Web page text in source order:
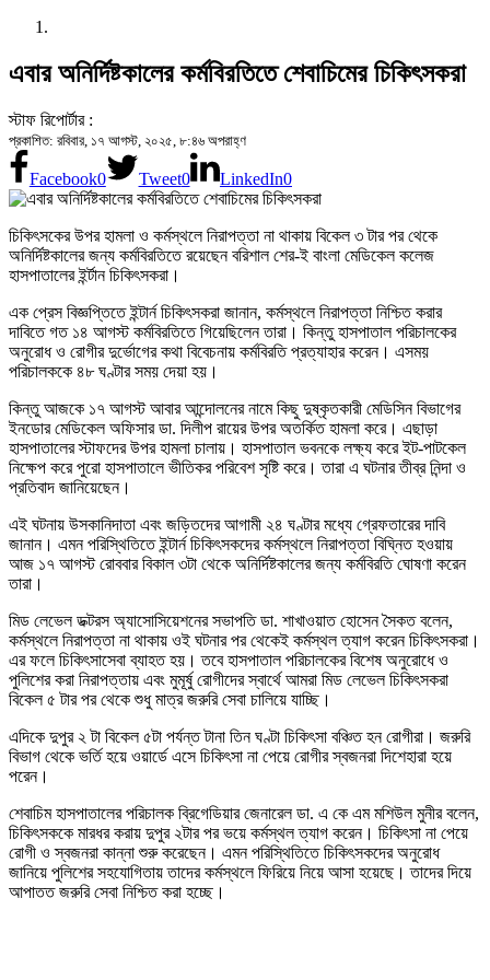
এবার অনির্দিষ্টকালের কর্মবিরতিতে শেবাচিমের চিকিৎসকরা
স্টাফ রিপোর্টার :
প্রকাশিত: রবিবার, ১৭ আগস্ট, ২০২৫, ৮:৪৬ অপরাহ্ণ
Facebook0 Tweet0 LinkedIn0
চিকিৎসকের উপর হামলা ও কর্মস্থলে নিরাপত্তা না থাকায় বিকেল ৩ টার পর থেকে
অনির্দিষ্টকালের জন্য কর্মবিরতিতে রয়েছেন বরিশাল শের-ই বাংলা মেডিকেল কলেজ
হাসপাতালের ইর্ন্টান চিকিৎসকরা।
এক প্রেস বিজ্ঞপ্তিতে ইন্টার্ন চিকিৎসকরা জানান, কর্মস্থলে নিরাপত্তা নিশ্চিত করার
দাবিতে গত ১৪ আগস্ট কর্মবিরতিতে গিয়েছিলেন তারা। কিন্তু হাসপাতাল পরিচালকের
অনুরোধ ও রোগীর দুর্ভোগের কথা বিবেচনায় কর্মবিরতি প্রত্যাহার করেন। এসময়
পরিচালককে ৪৮ ঘণ্টার সময় দেয়া হয়।
কিন্তু আজকে ১৭ আগস্ট আবার আন্দোলনের নামে কিছু দুষ্কৃতকারী মেডিসিন বিভাগের
ইনডোর মেডিকেল অফিসার ডা. দিলীপ রায়ের উপর অতর্কিত হামলা করে। এছাড়া
হাসপাতালের স্টাফদের উপর হামলা চালায়। হাসপাতাল ভবনকে লক্ষ্য করে ইট-পাটকেল
নিক্ষেপ করে পুরো হাসপাতালে ভীতিকর পরিবেশ সৃষ্টি করে। তারা এ ঘটনার তীব্র নিন্দা ও
প্রতিবাদ জানিয়েছেন।
এই ঘটনায় উসকানিদাতা এবং জড়িতদের আগামী ২৪ ঘণ্টার মধ্যে গ্রেফতারের দাবি
জানান। এমন পরিস্থিতিতে ইন্টার্ন চিকিৎসকদের কর্মস্থলে নিরাপত্তা বিঘ্নিত হওয়ায়
আজ ১৭ আগস্ট রোববার বিকাল ৩টা থেকে অনির্দিষ্টকালের জন্য কর্মবিরতি ঘোষণা করেন
তারা।
মিড লেভেল ডক্টরস অ্যাসোসিয়েশনের সভাপতি ডা. শাখাওয়াত হোসেন সৈকত বলেন,
কর্মস্থলে নিরাপত্তা না থাকায় ওই ঘটনার পর থেকেই কর্মস্থল ত্যাগ করেন চিকিৎসকরা।
এর ফলে চিকিৎসাসেবা ব্যাহত হয়। তবে হাসপাতাল পরিচালকের বিশেষ অনুরোধে ও
পুলিশের করা নিরাপত্তায় এবং মুমূর্ষু রোগীদের স্বার্থে আমরা মিড লেভেল চিকিৎসকরা
বিকেল ৫ টার পর থেকে শুধু মাত্র জরুরি সেবা চালিয়ে যাচ্ছি।
এদিকে দুপুর ২ টা বিকেল ৫টা পর্যন্ত টানা তিন ঘণ্টা চিকিৎসা বঞ্চিত হন রোগীরা। জরুরি
বিভাগ থেকে ভর্তি হয়ে ওয়ার্ডে এসে চিকিৎসা না পেয়ে রোগীর স্বজনরা দিশেহারা হয়ে
পরেন।
শেবাচিম হাসপাতালের পরিচালক ব্রিগেডিয়ার জেনারেল ডা. এ কে এম মশিউল মুনীর বলেন,
চিকিৎসককে মারধর করায় দুপুর ২টার পর ভয়ে কর্মস্থল ত্যাগ করেন। চিকিৎসা না পেয়ে
রোগী ও স্বজনরা কান্না শুরু করেছেন। এমন পরিস্থিতিতে চিকিৎসকদের অনুরোধ
জানিয়ে পুলিশের সহযোগিতায় তাদের কর্মস্থলে ফিরিয়ে নিয়ে আসা হয়েছে। তাদের দিয়ে
আপাতত জরুরি সেবা নিশ্চিত করা হচ্ছে।